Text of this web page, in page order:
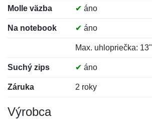
Molle väzba ✔ áno
Na notebook ✔ áno
Max. uhlopriečka: 13"
Suchý zips ✔ áno
Záruka 2 roky
Výrobca